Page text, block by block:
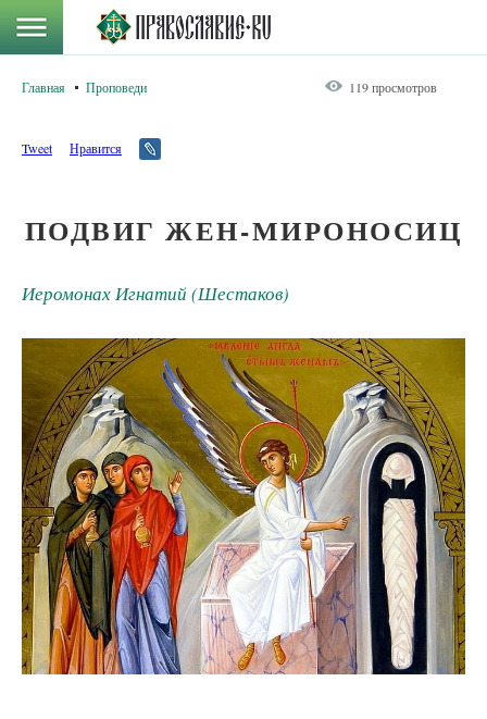
Главная Проповеди 119 просмотров
Tweet Нравится
ПОДВИГ ЖЕН-МИРОНОСИЦ
Иеромонах Игнатий (Шестаков)